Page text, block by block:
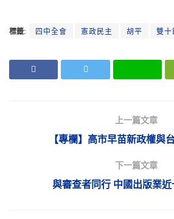
標籤: 四中全會 憲政民主 胡平 雙十
上一篇文章
【專欄】高市早苗新政權與
下一篇文章
與審查者同行 中國出版業